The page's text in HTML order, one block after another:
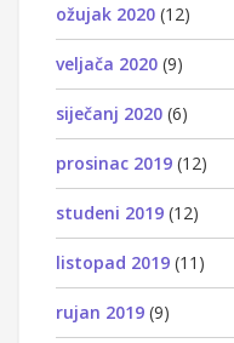
ožujak 2020 (12)
veljača 2020 (9)
siječanj 2020 (6)
prosinac 2019 (12)
studeni 2019 (12)
listopad 2019 (11)
rujan 2019 (9)